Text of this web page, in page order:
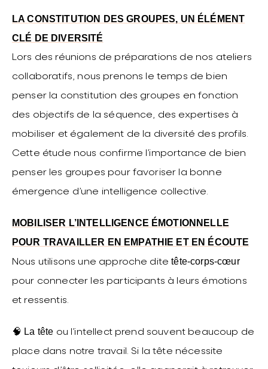
LA CONSTITUTION DES GROUPES, UN ÉLÉMENT
CLÉ DE DIVERSITÉ
Lors des réunions de préparations de nos ateliers
collaboratifs, nous prenons le temps de bien
penser la constitution des groupes en fonction
des objectifs de la séquence, des expertises à
mobiliser et également de la diversité des profils.
Cette étude nous confirme l’importance de bien
penser les groupes pour favoriser la bonne
émergence d’une intelligence collective.
MOBILISER L’INTELLIGENCE ÉMOTIONNELLE
POUR TRAVAILLER EN EMPATHIE ET EN ÉCOUTE
Nous utilisons une approche ditetête-corps-cœur
pour connecter les participants à leurs émotions
et ressentis.
🧠 La tête ou l’intellect prend souvent beaucoup de
place dans notre travail. Si la tête nécessite